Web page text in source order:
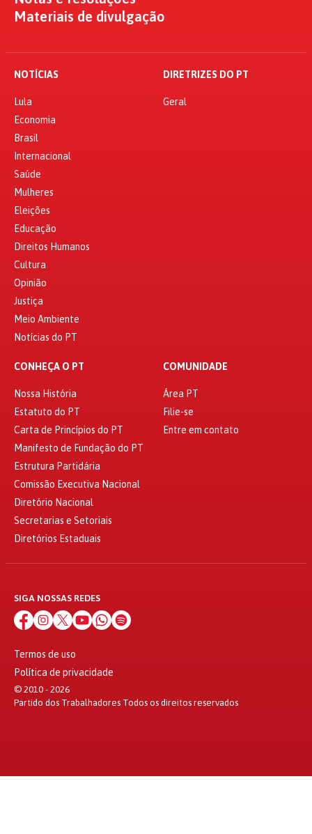
Materiais de divulgação
NOTÍCIAS
Lula
Economia
Brasil
Internacional
Saúde
Mulheres
Eleições
Educação
Direitos Humanos
Cultura
Opinião
Justiça
Meio Ambiente
Notícias do PT
DIRETRIZES DO PT
Geral
CONHEÇA O PT
Nossa História
Estatuto do PT
Carta de Princípios do PT
Manifesto de Fundação do PT
Estrutura Partidária
Comissão Executiva Nacional
Diretório Nacional
Secretarias e Setoriais
Diretórios Estaduais
COMUNIDADE
Área PT
Filie-se
Entre em contato
SIGA NOSSAS REDES
Termos de uso
Política de privacidade
© 2010 - 2026
Partido dos Trabalhadores Todos os direitos reservados